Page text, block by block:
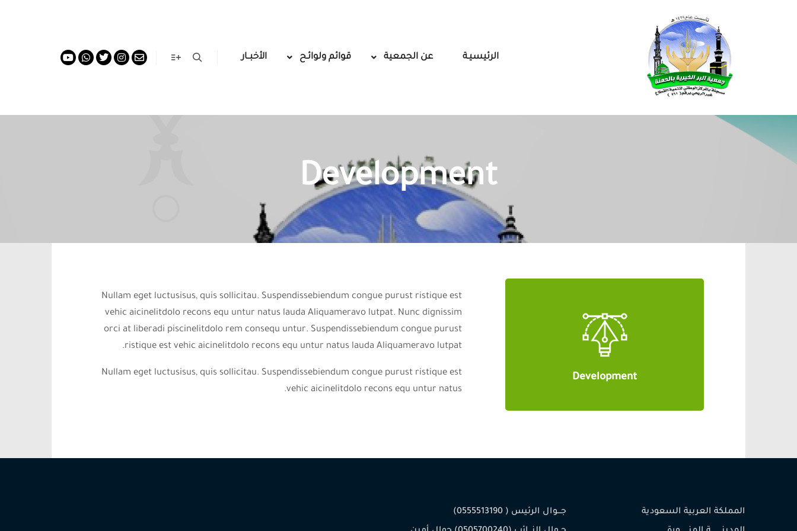
الرئيسيـة عن الجمعية قوائم ولوائـح الأخبــار
Development
Development
Nullam eget luctusisus, quis sollicitau. Suspendissebiendum congue purust ristique est
vehic aicinelitdolo recons equ untur natus lauda Aliquameravo lutpat. Nunc dignissim
orci at liberadi piscinelitdolo rem consequ untur. Suspendissebiendum congue purust
ristique est vehic aicinelitdolo recons equ untur natus lauda Aliquameravo lutpat.
Nullam eget luctusisus, quis sollicitau. Suspendissebiendum congue purust ristique est
vehic aicinelitdolo recons equ untur natus.
المملكة العربية السعودية
جـــوال الرئيس ( 0555513190)